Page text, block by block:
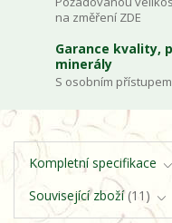
na změření ZDE
Garance kvality,
minerály
S osobním přístupem
Kompletní specifikace
Související zboží 11